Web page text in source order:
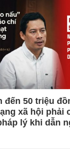
đến 50 triệu
xã hội phải
lý khi dẫn